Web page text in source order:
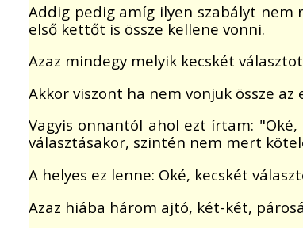
Addig pedig amíg ilyen szabályt
első kettőt is össze kellene vonni.
Azaz mindegy melyik kecskét
Akkor viszont ha nem vonjuk össze
Vagyis onnantól ahol ezt írtam:
választásakor, szintén nem mert
A helyes ez lenne: Oké, kecskét
Azaz hiába három ajtó, két-két,